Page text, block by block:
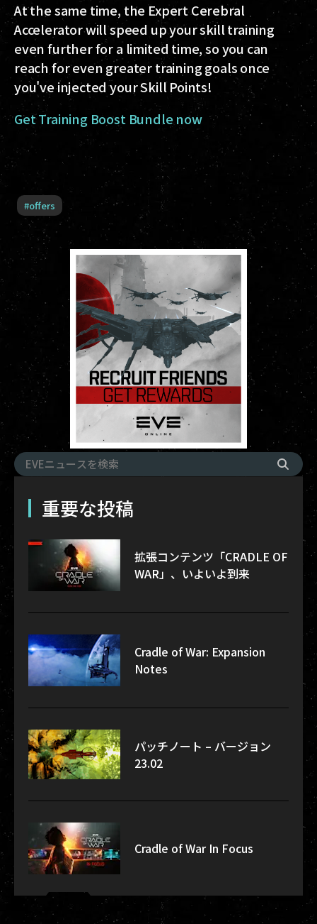
At the same time, the Expert Cerebral
Accelerator will speed up your skill training
even further for a limited time, so you can
reach for even greater training goals once
you've injected your Skill Points!
Get Training Boost Bundle now
#offers
重要な投稿
拡張コンテンツ「CRADLE OF
WAR」、いよいよ到来
Cradle of War: Expansion
Notes
パッチノート – バージョン
23.02
Cradle of War In Focus